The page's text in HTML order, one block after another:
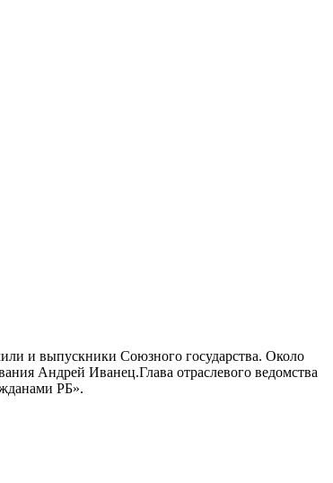
и выпускники Союзного государства. Около
Андрей Иванец.Глава отраслевого ведомства
РБ».